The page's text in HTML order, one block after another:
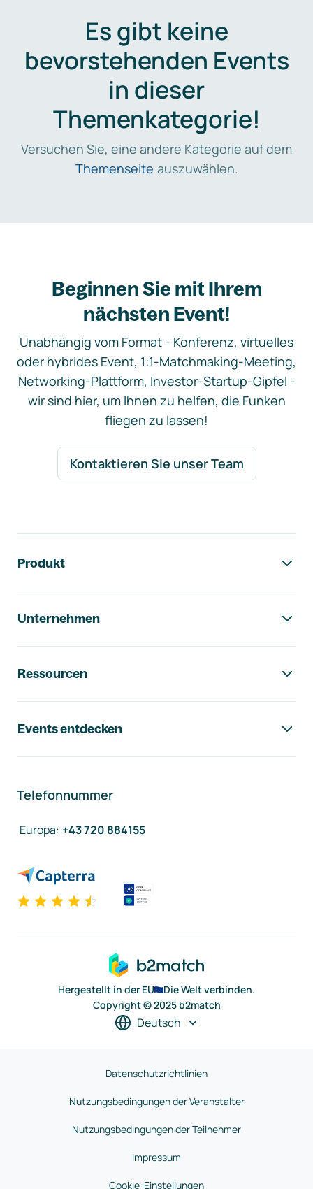
Es gibt keine
bevorstehenden Events
in dieser
Themenkategorie!
Versuchen Sie, eine andere Kategorie auf dem
Themenseite auszuwählen.
Beginnen Sie mit Ihrem
nächsten Event!
Unabhängig vom Format - Konferenz, virtuelles
oder hybrides Event, 1:1-Matchmaking-Meeting,
Networking-Plattform, Investor-Startup-Gipfel -
wir sind hier, um Ihnen zu helfen, die Funken
fliegen zu lassen!
Kontaktieren Sie unser Team
Produkt
Unternehmen
Ressourcen
Events entdecken
Telefonnummer
Europa: +43 720 884155
Hergestellt in der EU
Die Welt verbinden.
Copyright © 2025 b2match
Deutsch
Datenschutzrichtlinien
Nutzungsbedingungen der Veranstalter
Nutzungsbedingungen der Teilnehmer
Impressum
Cookie-Einstellungen